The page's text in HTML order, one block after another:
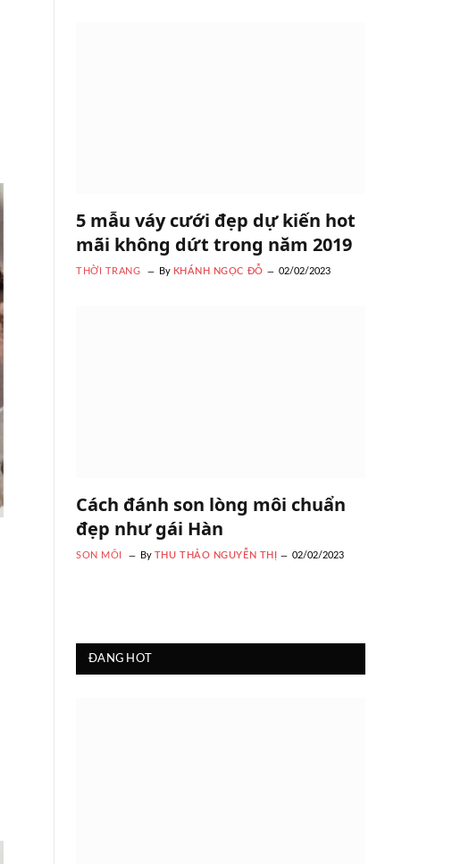
5 mẫu váy cưới đẹp dự kiến hot
mãi không dứt trong năm 2019
THỜI TRANG By KHÁNH NGỌC ĐỖ 02/02/2023
Cách đánh son lòng môi chuẩn
đẹp như gái Hàn
SON MÔI By THU THẢO NGUYỄN THỊ 02/02/2023
ĐANG HOT